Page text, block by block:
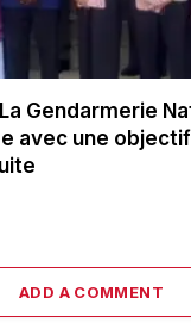
Gendarmerie
avec une
ADD A COMMENT